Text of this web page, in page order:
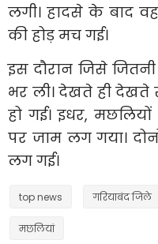
लगी। हादसे के बाद
की होड़ मच गई।
इस दौरान जिसे
भर ली। देखते ही देखते
हो गई। इधर,
पर जाम लग गया।
लग गई।
top news गरियाबंद जिले
मछलियां